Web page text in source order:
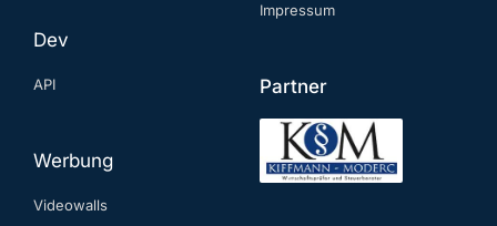
Dev
API
Werbung
Videowalls
Impressum
Partner